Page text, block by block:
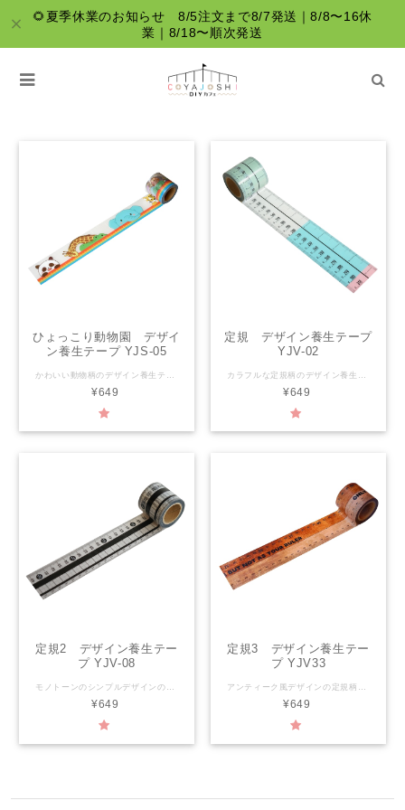
🌻夏季休業のお知らせ 8/5注文まで8/7発送｜8/8〜16休
業｜8/18〜順次発送
定規柄
ひょっこり動物園 デザイ
ン養生テープ YJS-05
かわいい動物柄のデザイン養生テープ「ひょっこり動物園」。 デザイン下部、虹色の部分は目盛り入りなので、ちょこっと何かを計るのにも便利です。 【YOJO TAPEとは】 「かわいい」と「実用性」を兼ね備えたデザイン養生テープ。プラスチックに貼るとはがせて、紙に貼るとしっかりくっつく、水に強いテープです。 ラッピング・文房具・梱包・デコレーションと、色々使えます。 サイズ：幅45mm×長さ5ｍ 材 質：PEクロス 粘着剤：アクリル系 生産国：日本
¥649
定規 デザイン養生テープ
YJV-02
カラフルな定規柄のデザイン養生テープ。 500mmまで行くと0に戻る、繰り返しデザインになっています。 ノートなど身近なものに貼っておくとちょっと計りたいときに便利。 【YOJO TAPEとは】 「かわいい」と「実用性」を兼ね備えたデザイン養生テープ。プラスチックに貼るとはがせて、紙に貼るとしっかりくっつく、水に強いテープです。 ラッピング・文房具・梱包・デコレーションと、色々使えます。 サイズ：幅45mm×長さ5ｍ 材 質：PEクロス 粘着剤：アクリル系 生産国：日本
¥649
定規2 デザイン養生テー
プ YJV-08
モノトーンのシンプルデザインの定規柄。 1ｍまで計れます（1ｍまでいくと0に戻る繰り返しデザイン）。 【YOJO TAPEとは】 「かわいい」と「実用性」を兼ね備えたデザイン養生テープ。プラスチックに貼るとはがせて、紙に貼るとしっかりくっつく、水に強いテープです。 ラッピング・文房具・梱包・デコレーションと、色々使えます。 サイズ：幅45mm×長さ5ｍ 材 質：PEクロス 粘着剤：アクリル系 生産国：日本
¥649
定規3 デザイン養生テー
プ YJV33
アンティーク風デザインの定規柄。 1ｍまで計れます（1ｍまでいくと0に戻る繰り返しデザイン）。 【YOJO TAPEとは】 「かわいい」と「実用性」を兼ね備えたデザイン養生テープ。プラスチックに貼るとはがせて、紙に貼るとしっかりくっつく、水に強いテープです。 ラッピング・文房具・梱包・デコレーションと、色々使えます。 サイズ：幅45mm×長さ5ｍ 材 質：PEクロス 粘着剤：アクリル系 生産国：日本
¥649